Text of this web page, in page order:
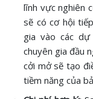
lĩnh vực nghiên
sẽ có cơ hội
gia vào các
chuyên gia đầu
cởi mở sẽ tạo
tiềm năng của